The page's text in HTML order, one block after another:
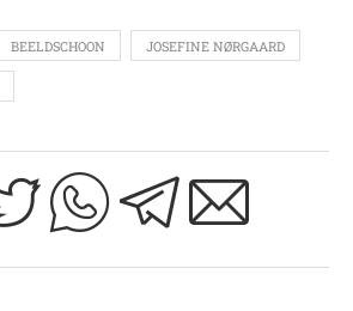
BEELDSCHOON JOSEFINE NØRGAARD